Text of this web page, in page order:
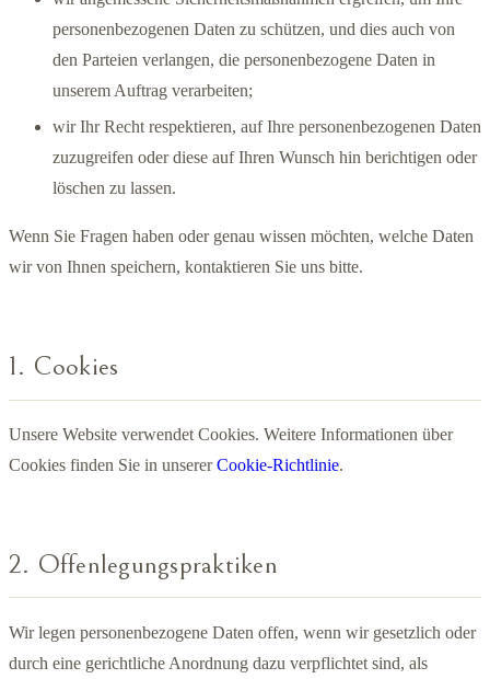
personenbezogenen Daten zu schützen, und dies auch von
den Parteien verlangen, die personenbezogene Daten in
unserem Auftrag verarbeiten;
wir Ihr Recht respektieren, auf Ihre personenbezogenen Daten
zuzugreifen oder diese auf Ihren Wunsch hin berichtigen oder
löschen zu lassen.
Wenn Sie Fragen haben oder genau wissen möchten, welche Daten
wir von Ihnen speichern, kontaktieren Sie uns bitte.
1. Cookies
Unsere Website verwendet Cookies. Weitere Informationen über
Cookies finden Sie in unsererCookie-Richtlinie.
2. Offenlegungspraktiken
Wir legen personenbezogene Daten offen, wenn wir gesetzlich oder
durch eine gerichtliche Anordnung dazu verpflichtet sind, als